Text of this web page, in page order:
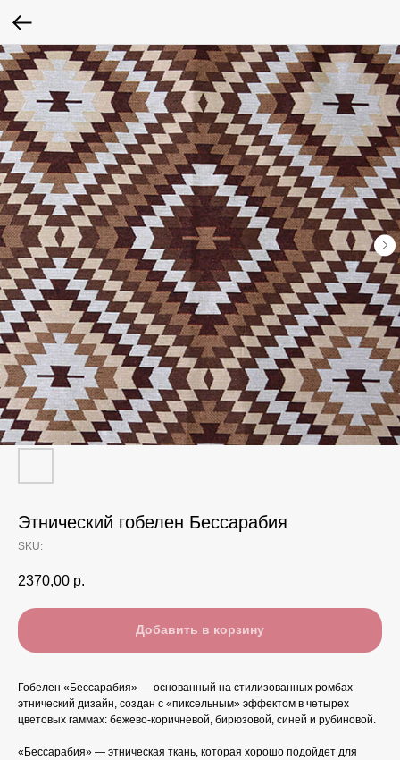
Этнический гобелен Бессарабия
SKU:
2370,00 р.
Добавить в корзину
Гобелен «Бессарабия» — основанный на стилизованных ромбах
этнический дизайн, создан с «пиксельным» эффектом в четырех
цветовых гаммах: бежево-коричневой, бирюзовой, синей и рубиновой.
«Бессарабия» — этническая ткань, которая хорошо подойдет для